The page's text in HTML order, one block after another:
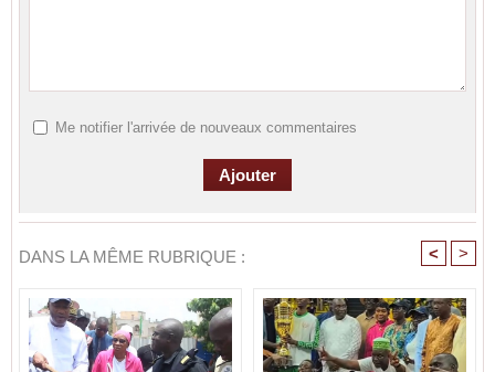
Me notifier l'arrivée de nouveaux commentaires
DANS LA MÊME RUBRIQUE : < >